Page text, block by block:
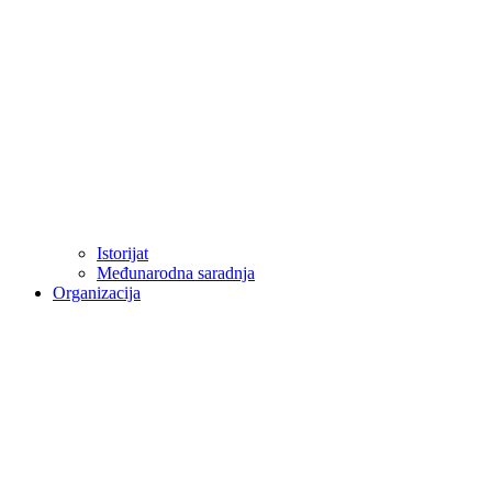
Istorijat
Međunarodna saradnja
Organizacija